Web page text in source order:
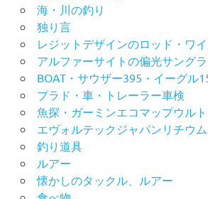
海・川の釣り
独り言
レジットデザインのロッド・ワ
アルファーサイトの偏光サングラ
BOAT・サウザー395・イーグル
プラド・車・トレーラー車検
魚探・ガーミンエコマップウル
エヴォルテックジャパンリチウ
釣り道具
ルアー
懐かしのタックル、ルアー